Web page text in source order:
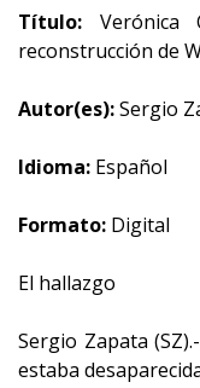
Título: Verónica
reconstrucción de
Autor(es):Sergio
Idioma: Español
Formato: Digital
El hallazgo
Sergio Zapata
estaba